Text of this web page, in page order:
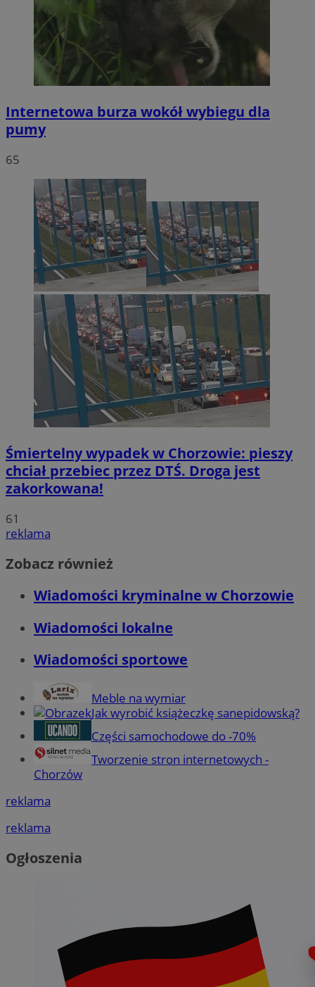
Internetowa burza wokół wybiegu dla
pumy
65
Śmiertelny wypadek w Chorzowie: pieszy
chciał przebiec przez DTŚ. Droga jest
zakorkowana!
61
reklama
Zobacz również
Wiadomości kryminalne w Chorzowie
Wiadomości lokalne
Wiadomości sportowe
Meble na wymiar
Jak wyrobić książeczkę sanepidowską?
Części samochodowe do -70%
Tworzenie stron internetowych -
Chorzów
reklama
reklama
Ogłoszenia